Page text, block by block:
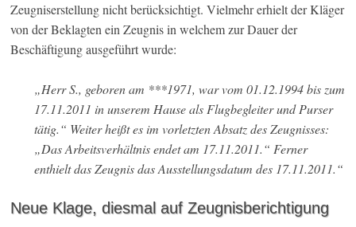
Zeugniserstellung nicht berücksichtigt. Vielmehr erhielt der Kläger
von der Beklagten ein Zeugnis in welchem zur Dauer der
Beschäftigung ausgeführt wurde:
„Herr S., geboren am ***1971, war vom 01.12.1994 bis zum
17.11.2011 in unserem Hause als Flugbegleiter und Purser
tätig.“ Weiter heißt es im vorletzten Absatz des Zeugnisses:
„Das Arbeitsverhältnis endet am 17.11.2011.“ Ferner
enthielt das Zeugnis das Ausstellungsdatum des 17.11.2011.“
Neue Klage, diesmal auf Zeugnisberichtigung